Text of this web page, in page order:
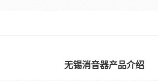
无锡消音器产品介绍